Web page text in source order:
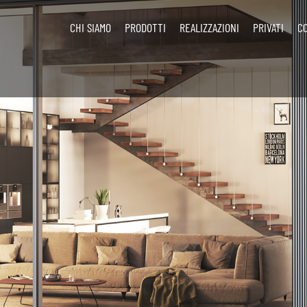
CHI SIAMO PRODOTTI REALIZZAZIONI PRIVATI